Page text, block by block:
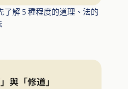
了解 5 種程度的道理、法的